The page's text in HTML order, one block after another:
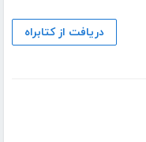
دریافت از کتابراه